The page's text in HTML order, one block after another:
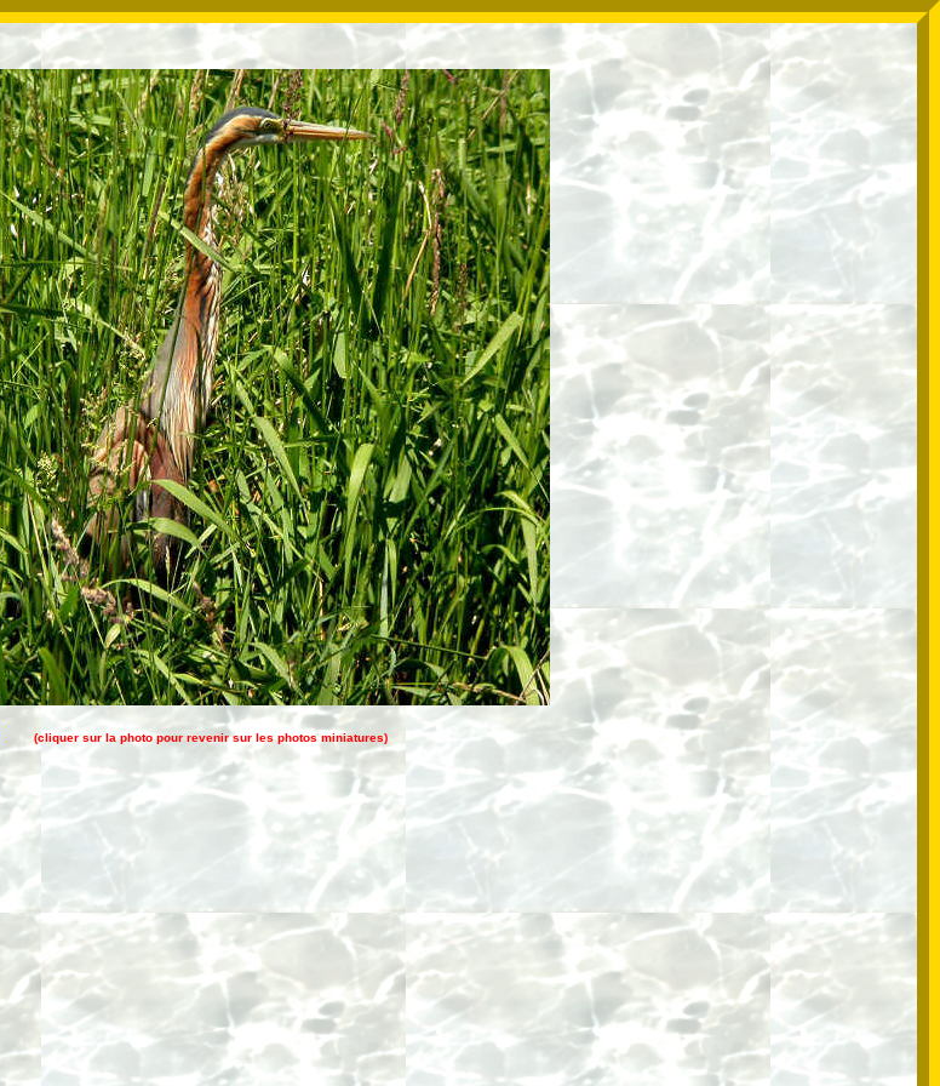
(cliquer sur la photo pour revenir sur les photos miniatures)